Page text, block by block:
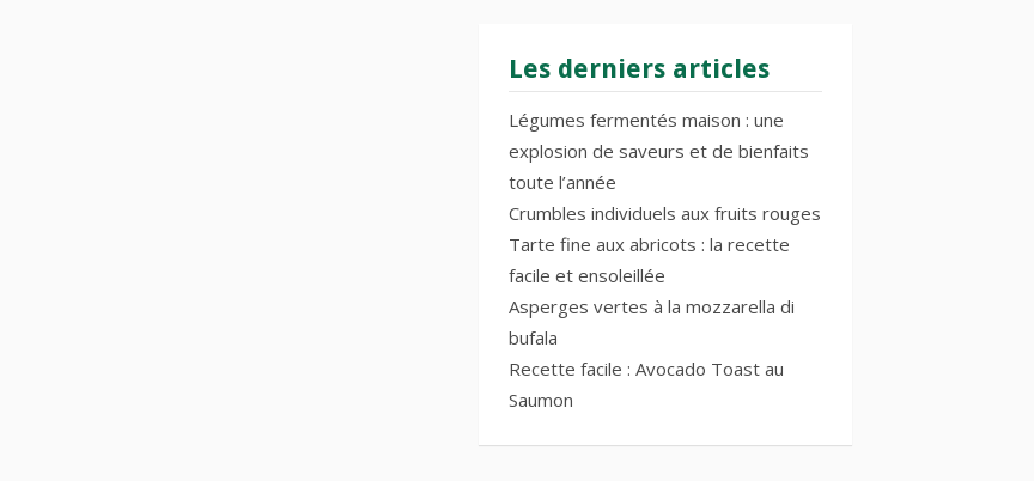
Les derniers articles
Légumes fermentés maison : une
explosion de saveurs et de bienfaits
toute l’année
Crumbles individuels aux fruits rouges
Tarte fine aux abricots : la recette
facile et ensoleillée
Asperges vertes à la mozzarella di
bufala
Recette facile : Avocado Toast au
Saumon